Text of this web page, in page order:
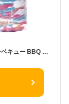
着火剤 無臭 着火 焚き火 たき火 カラフル 無臭 バーベキュー BBQ キャンプ 火おこし ファイヤースターター 今治のほこり タオルからうまれた 今治のホコリ